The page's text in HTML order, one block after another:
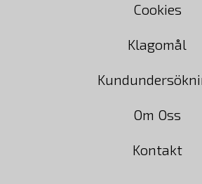
Cookies
Klagomål
Om Oss
Kontakt